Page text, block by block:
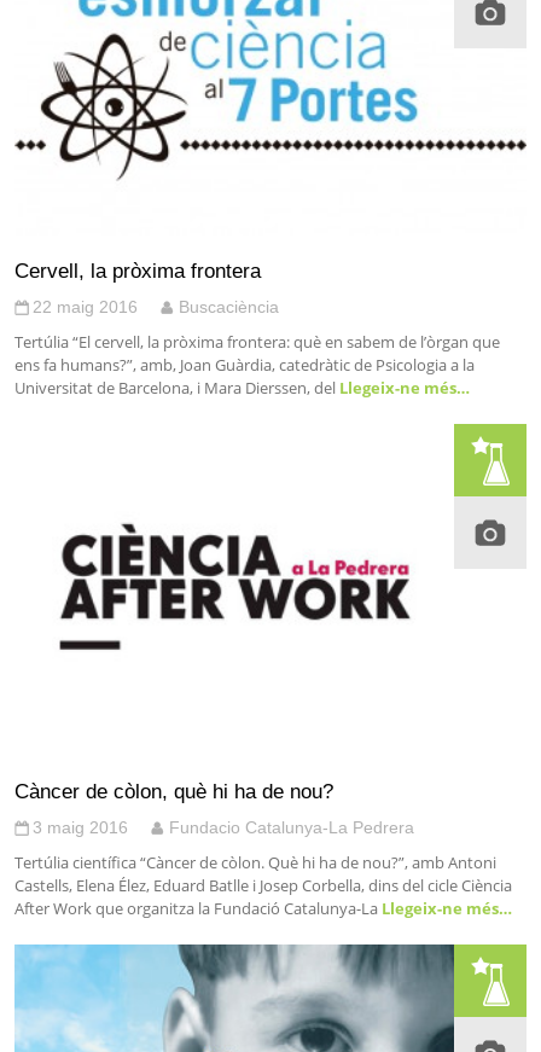
Cervell, la pròxima frontera
22 maig 2016 Buscaciència
Tertúlia “El cervell, la pròxima frontera: què en sabem de l’òrgan que
ens fa humans?”, amb, Joan Guàrdia, catedràtic de Psicologia a la
Universitat de Barcelona, i Mara Dierssen, del Llegeix-ne més…
Càncer de còlon, què hi ha de nou?
3 maig 2016 Fundacio Catalunya-La Pedrera
Tertúlia científica “Càncer de còlon. Què hi ha de nou?”, amb Antoni
Castells, Elena Élez, Eduard Batlle i Josep Corbella, dins del cicle Ciència
After Work que organitza la Fundació Catalunya-La Llegeix-ne més…